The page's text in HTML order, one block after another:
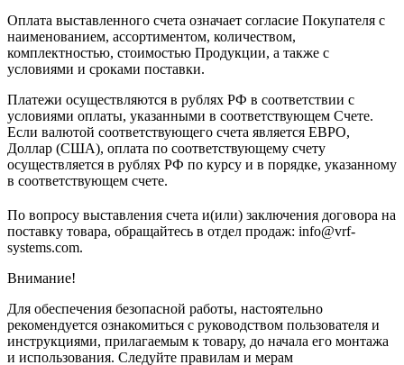
Оплата выставленного счета означает согласие Покупателя с
наименованием, ассортиментом, количеством,
комплектностью, стоимостью Продукции, а также с
условиями и сроками поставки.
Платежи осуществляются в рублях РФ в соответствии с
условиями оплаты, указанными в соответствующем Счете.
Если валютой соответствующего счета является ЕВРО,
Доллар (США), оплата по соответствующему cчету
осуществляется в рублях РФ по курсу и в порядке, указанному
в соответствующем cчете.
По вопросу выставления счета и(или) заключения договора на
поставку товара, обращайтесь в отдел продаж: info@vrf-
systems.com.
Внимание!
Для обеспечения безопасной работы, настоятельно
рекомендуется ознакомиться с руководством пользователя и
инструкциями, прилагаемым к товару, до начала его монтажа
и использования. Следуйте правилам и мерам